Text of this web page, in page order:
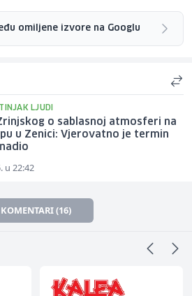
omiljene izvore na Googlu
LJUDI
o sablasnoj atmosferi na
u Zenici: Vjerovatno je termin
u 22:42
KOMENTARI (16)